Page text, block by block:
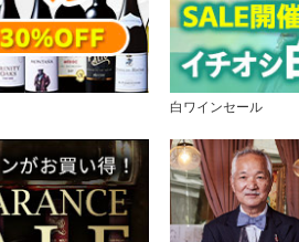
白ワインセール